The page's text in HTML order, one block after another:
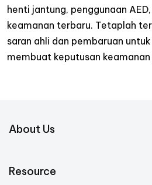
henti jantung, penggunaan
keamanan terbaru. Tetaplah
saran ahli dan pembaruan
membuat keputusan
About Us
Resource